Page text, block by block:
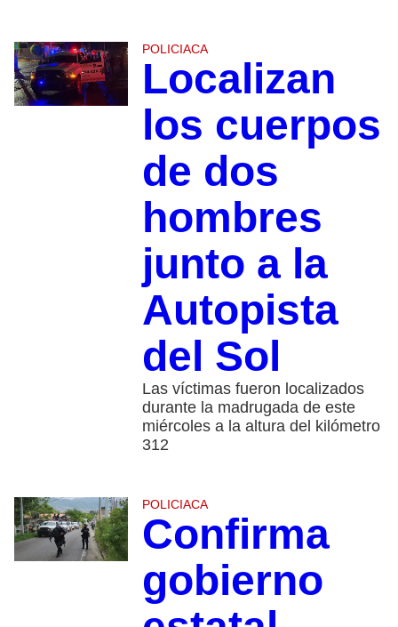
POLICIACA
Localizan
los cuerpos
de dos
hombres
junto a la
Autopista
del Sol
Las víctimas fueron localizados
durante la madrugada de este
miércoles a la altura del kilómetro
312
POLICIACA
Confirma
gobierno